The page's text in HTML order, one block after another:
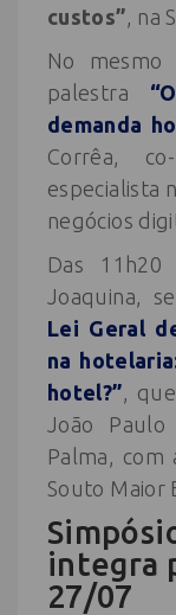
custos”, na
No
palestra
demanda
Corrêa,
especialista
negócios
Das
Joaquina,
Lei Geral
na
hotel?”,
João
Palma, com
Souto Maior
integra
27/07